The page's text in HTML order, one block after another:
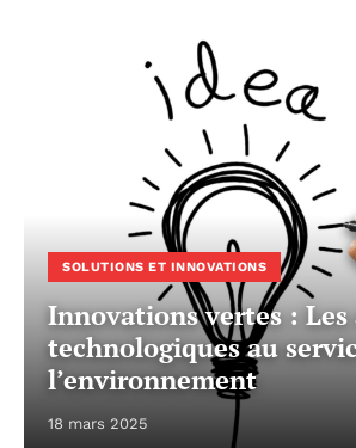
SOLUTIONS ET INNOVATIONS
Innovations vertes : Les
technologiques au
l’environnement
18 mars 2025